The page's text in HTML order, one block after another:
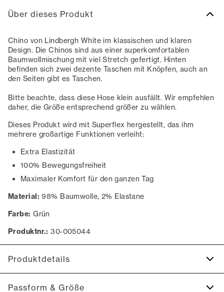
Über dieses Produkt
Chino von Lindbergh White im klassischen und klaren
Design. Die Chinos sind aus einer superkomfortablen
Baumwollmischung mit viel Stretch gefertigt. Hinten
befinden sich zwei dezente Taschen mit Knöpfen, auch an
den Seiten gibt es Taschen.
Bitte beachte, dass diese Hose klein ausfällt. Wir empfehlen
daher, die Größe entsprechend größer zu wählen.
Dieses Produkt wird mit Superflex hergestellt, das ihm
mehrere großartige Funktionen verleiht:
Extra Elastizität
100% Bewegungsfreiheit
Maximaler Komfort für den ganzen Tag
Material: 98% Baumwolle, 2% Elastane
Farbe: Grün
Produktnr.: 30-005044
Produktdetails
Hergestellt mit Superflex, das für zusätzliche Elastizität
Passform & Größe